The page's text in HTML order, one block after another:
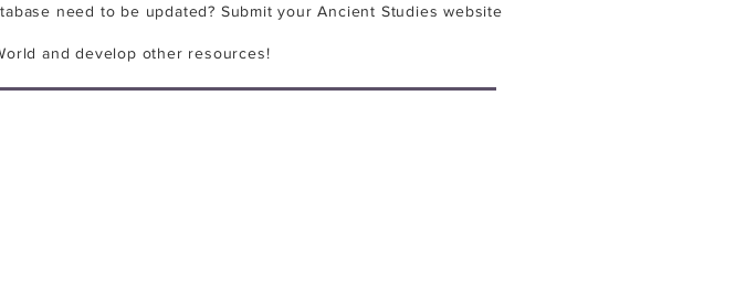
need to be updated? Submit your Ancient Studies website
and develop other resources!